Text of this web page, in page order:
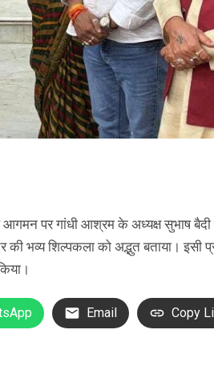
आगमन पर गांधी आश्रम के अध्यक्ष सुभाष
की भव्य शिल्पकला को अद्भुत बताया। इसी
Email Copy